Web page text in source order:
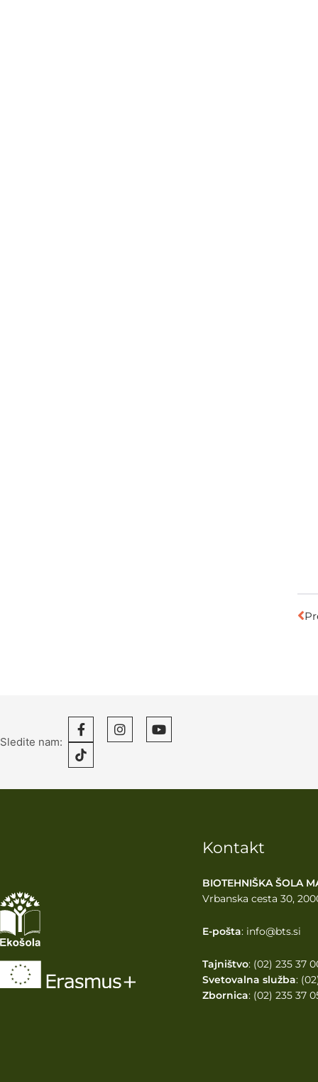
Sledite nam:
Kontakt
BIOTEHNIŠKA ŠOLA
Vrbanska cesta 30,
E-pošta: info@bts.si
Tajništvo: (02) 235 37
Svetovalna služba:
Zbornica: (02) 235 37